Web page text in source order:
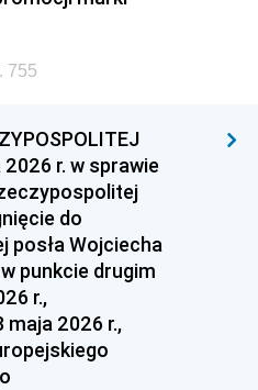
1994
1991
1985
1979
755
2026 r. w sprawie
do
posła Wojciecha
punkcie drugim
r.,
maja 2026 r.,